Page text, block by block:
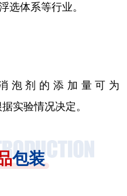
选体系等行业。
泡剂的添加量可为
实验情况决定。
包装